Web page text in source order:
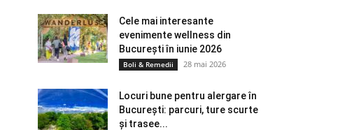
Cele mai interesante
evenimente wellness din
București în iunie 2026
Boli & Remedii 28 mai 2026
Locuri bune pentru alergare în
București: parcuri, ture scurte
și trasee...